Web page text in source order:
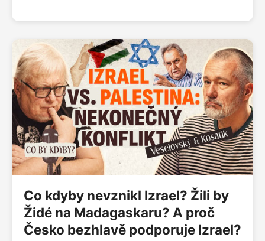
zemích církev, kolik lidí dnes církvi věří, jakou roli v
která po staletí formovala české dějiny, ještě šanci
oslovit další generace.
Co kdyby nevznikl Izrael? Žili by
Židé na Madagaskaru? A proč
Česko bezhlavě podporuje Izrael?